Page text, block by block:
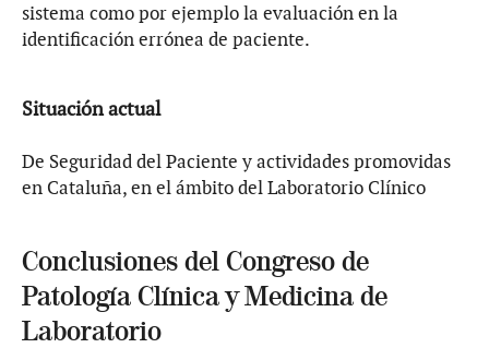
sistema como por ejemplo la evaluación en la
identificación errónea de paciente.
Situación actual
De Seguridad del Paciente y actividades promovidas
en Cataluña, en el ámbito del Laboratorio Clínico
Conclusiones del Congreso de
Patología Clínica y Medicina de
Laboratorio